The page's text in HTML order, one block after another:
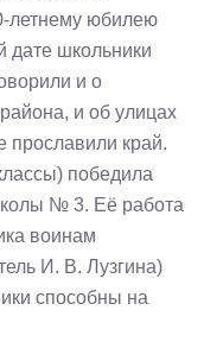
летнему юбилею
дате школьники
и о
и об улицах
прославили край.
победила
№ 3. Её работа
воинам
И. В. Лузгина)
способны на